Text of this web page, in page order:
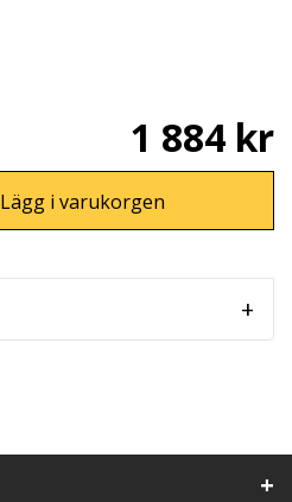
1 884 kr
Lägg i varukorgen